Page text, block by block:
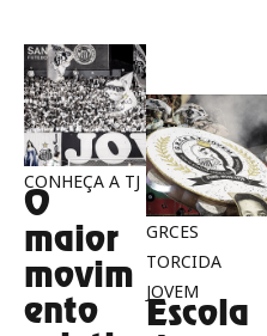
CONHEÇA A TJ
O
maior
movim
ento
GRCES
TORCIDA
JOVEM
Escola